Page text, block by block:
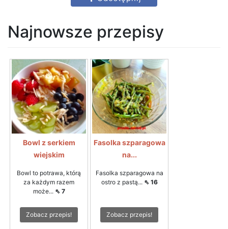
Najnowsze przepisy
Bowl z serkiem
wiejskim
Bowl to potrawa, którą
za każdym razem
może... ⇖ 7
Zobacz przepis!
Fasolka szparagowa
na...
Fasolka szparagowa na
ostro z pastą... ⇖ 16
Zobacz przepis!